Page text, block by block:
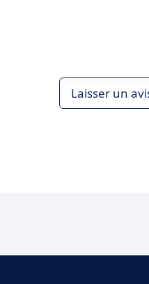
Laisser un